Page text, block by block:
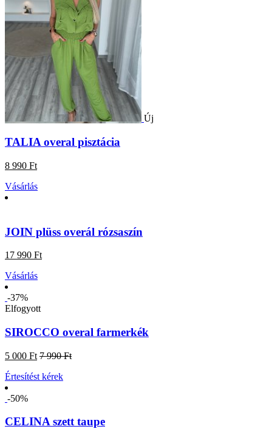
Új
TALIA overal pisztácia
8 990 Ft
Vásárlás
JOIN plüss overál rózsaszín
17 990 Ft
Vásárlás
-37%
Elfogyott
SIROCCO overal farmerkék
5 000 Ft 7 990 Ft
Értesítést kérek
-50%
CELINA szett taupe